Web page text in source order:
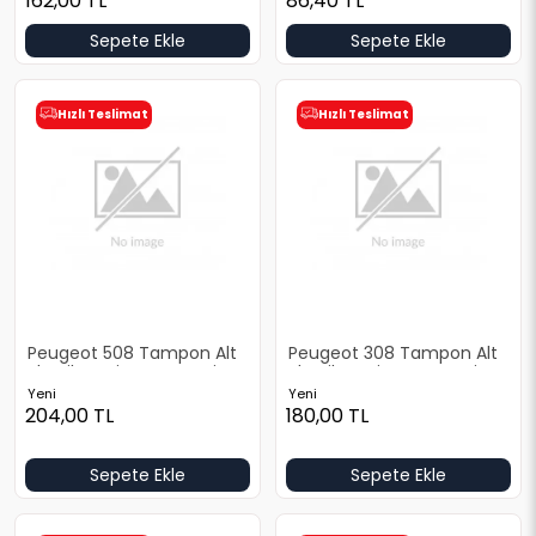
Sepete Ekle Sepete Ekle
Hızlı Teslimat
Peugeot 508 Tampon Alt
Plastik Yeni Yan Sanayi
Yeni
204,00 TL
Sepete Ekle
Hızlı Teslimat
Peugeot 308 Tampon Alt
Plastik Yeni Yan Sanayi
Yeni
180,00 TL
Sepete Ekle